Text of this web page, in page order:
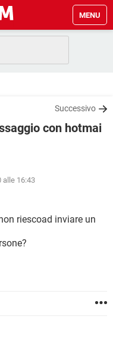
MENU
Successivo
con hotmai
alle 16:43
riescoad inviare un